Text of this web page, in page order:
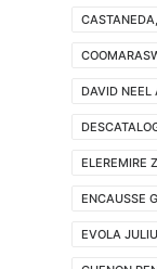
DAVID NEEL
ELEREMIRE
ENCAUSSE
EVOLA